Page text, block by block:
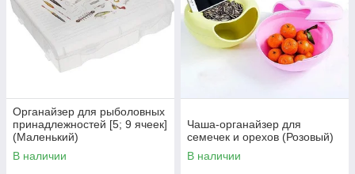
Органайзер для рыболовных
принадлежностей [5; 9 ячеек]
(Маленький)
В наличии
Чаша-органайзер для
семечек и орехов (Розовый)
В наличии